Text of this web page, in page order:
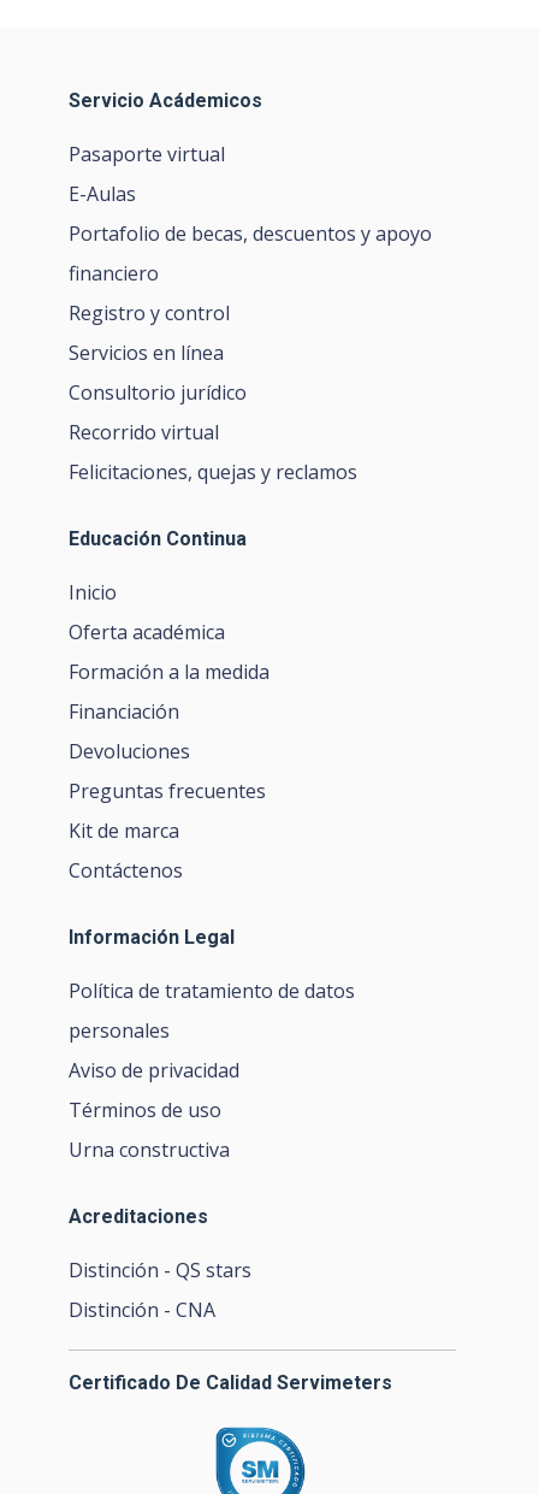
Servicio Acádemicos
Pasaporte virtual
E-Aulas
Portafolio de becas, descuentos y apoyo
financiero
Registro y control
Servicios en línea
Consultorio jurídico
Recorrido virtual
Felicitaciones, quejas y reclamos
Educación Continua
Inicio
Oferta académica
Formación a la medida
Financiación
Devoluciones
Preguntas frecuentes
Kit de marca
Contáctenos
Información Legal
Política de tratamiento de datos
personales
Aviso de privacidad
Términos de uso
Urna constructiva
Acreditaciones
Distinción - QS stars
Distinción - CNA
Certificado De Calidad Servimeters